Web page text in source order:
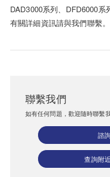
DAD3000系列、DFD6000系
有關詳細資訊請與我們聯繫。
聯繫我們
如有任何問題，歡迎隨時聯繫我
諮
查詢附